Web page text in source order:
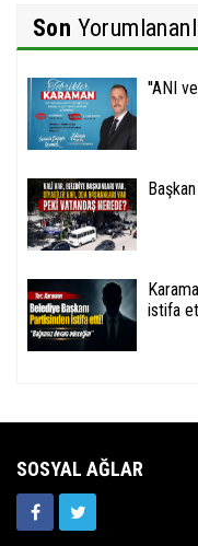
Son
''ANI
istifa
SOSYAL AĞLAR